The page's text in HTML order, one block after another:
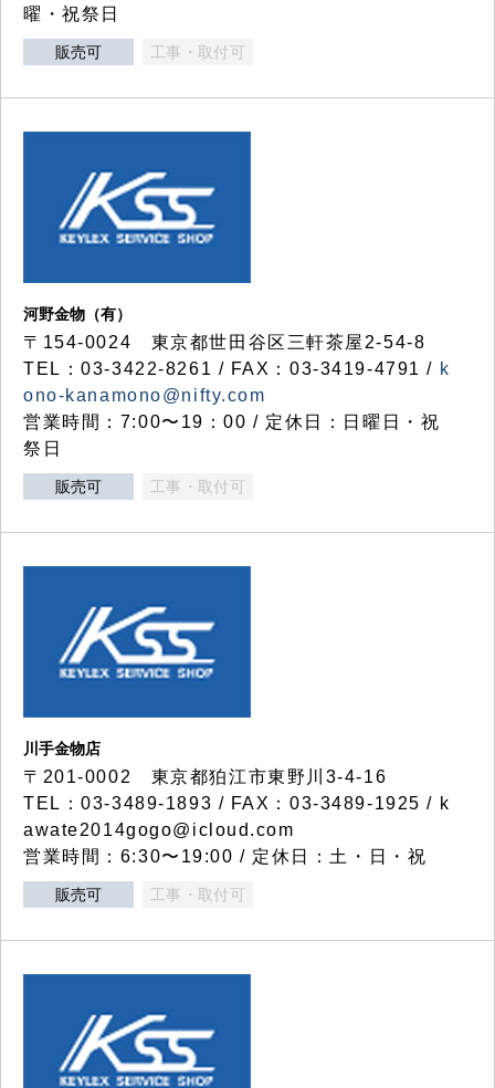
曜・祝祭日
販売可 工事・取付可
河野金物（有）
〒154-0024 東京都世田谷区三軒茶屋2-54-8
TEL：03-3422-8261 / FAX：03-3419-4791 / k
ono-kanamono@nifty.com
営業時間：7:00〜19：00 / 定休日：日曜日・祝
祭日
販売可 工事・取付可
川手金物店
〒201-0002 東京都狛江市東野川3-4-16
TEL：03-3489-1893 / FAX：03-3489-1925 / k
awate2014gogo@icloud.com
営業時間：6:30〜19:00 / 定休日：土・日・祝
販売可 工事・取付可